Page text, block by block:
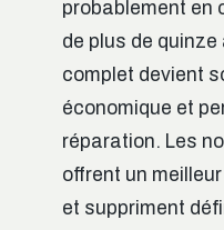
probablement en
de plus de
complet devient
économique et
réparation. Les
offrent un
et suppriment